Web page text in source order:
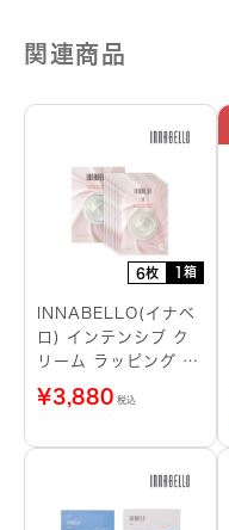
関連商品
6枚 1箱
INNABELLO(イナベ
ロ) インテンシブ ク
リーム ラッピング シ
ートマスク
¥3,880 税込